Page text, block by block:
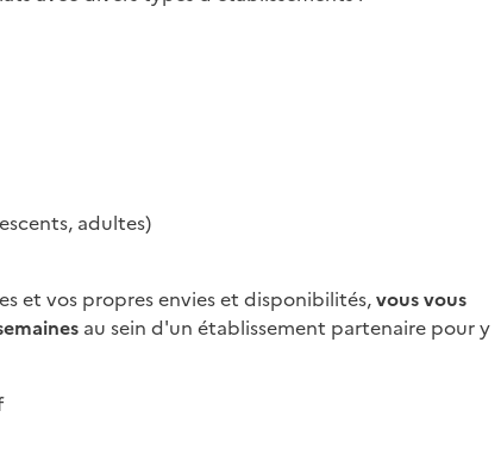
adultes)
et vos propres envies et disponibilités,vous vous
au sein d'un établissement partenaire pour y